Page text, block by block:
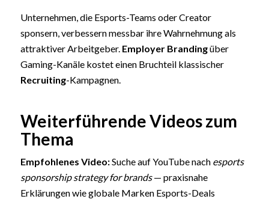
Unternehmen, die Esports-Teams oder Creator
sponsern, verbessern messbar ihre Wahrnehmung als
attraktiver Arbeitgeber. Employer Brandingüber
Gaming-Kanäle kostet einen Bruchteil klassischer
Recruiting-Kampagnen.
Weiterführende Videos zum
Thema
Empfohlenes Video:Suche auf YouTube nach esports
sponsorship strategy for brands— praxisnahe
Erklärungen wie globale Marken Esports-Deals